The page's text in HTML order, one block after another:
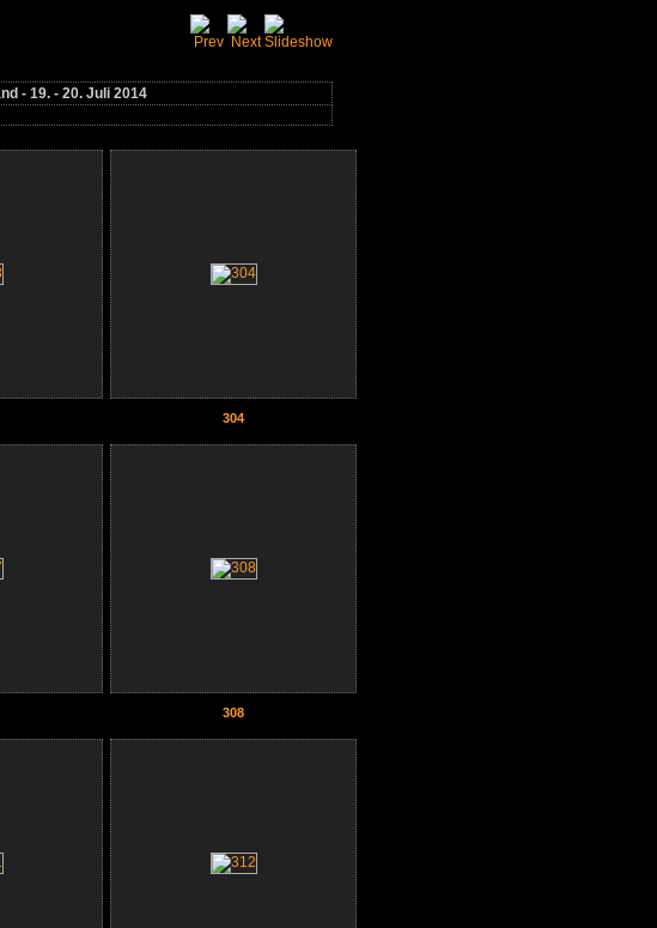
- 19. - 20. Juli 2014
304
308